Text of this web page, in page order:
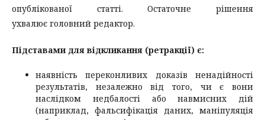
опублікованої статті. Остаточне рішення
ухвалює головний редактор.
Підставами для відкликання (ретракції) є:
наявність переконливих доказів ненадійності
результатів, незалежно від того, чи є вони
наслідком недбалості або навмисних дій
(наприклад, фальсифікація даних, маніпуляція